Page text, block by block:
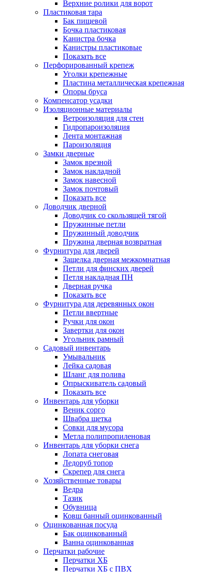
Верхние ролики для ворот
Пластиковая тара
Бак пищевой
Бочка пластиковая
Канистра бочка
Канистры пластиковые
Показать все
Перфорированный крепеж
Уголки крепежные
Пластина металлическая крепежная
Опоры бруса
Компенсатор усадки
Изоляционные материалы
Ветроизоляция для стен
Гидропароизоляция
Лента монтажная
Пароизоляция
Замки дверные
Замок врезной
Замок накладной
Замок навесной
Замок почтовый
Показать все
Доводчик дверной
Доводчик со скользящей тягой
Пружинные петли
Пружинный доводчик
Пружина дверная возвратная
Фурнитура для дверей
Защелка дверная межкомнатная
Петли для финских дверей
Петля накладная ПН
Дверная ручка
Показать все
Фурнитура для деревянных окон
Петли ввертные
Ручки для окон
Завертки для окон
Угольник рамный
Садовый инвентарь
Умывальник
Лейка садовая
Шланг для полива
Опрыскиватель садовый
Показать все
Инвентарь для уборки
Веник сорго
Швабра щетка
Совки для мусора
Метла полипропиленовая
Инвентарь для уборки снега
Лопата снеговая
Ледоруб топор
Скрепер для снега
Хозяйственные товары
Ведра
Тазик
Обувница
Ковш банный оцинкованный
Оцинкованная посуда
Бак оцинкованный
Ванна оцинкованная
Перчатки рабочие
Перчатки ХБ
Перчатки ХБ с ПВХ